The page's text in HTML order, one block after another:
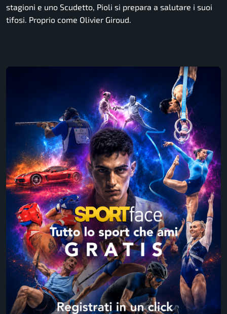
stagioni e uno Scudetto, Pioli si prepara a salutare i suoi
tifosi. Proprio come Olivier Giroud.